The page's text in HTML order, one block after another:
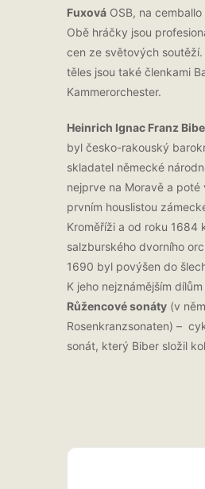
Fuxová OSB, na cemballo
Obě hráčky jsou
cen ze světových soutěží.
těles jsou také členkami
Kammerorchester.
Heinrich Ignac Franz
byl česko-rakouský
skladatel německé
nejprve na Moravě a poté
prvním houslistou
Kroměříži a od roku 1684
salzburského dvorního
1690 byl povýšen do
K jeho nejznámějším
Růžencové sonáty (v
Rosenkranzsonaten) –
sonát, který Biber složil